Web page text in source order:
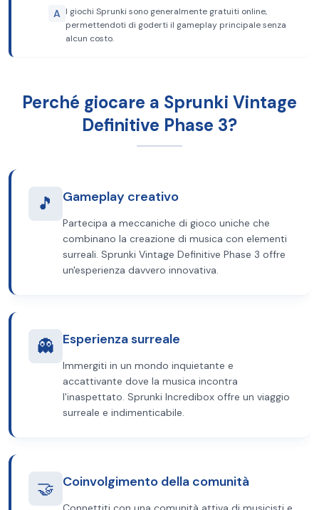
A I giochi Sprunki sono generalmente gratuiti online,
permettendoti di goderti il gameplay principale senza
alcun costo.
Perché giocare a Sprunki Vintage
Definitive Phase 3?
🎵 Gameplay creativo
Partecipa a meccaniche di gioco uniche che
combinano la creazione di musica con elementi
surreali. Sprunki Vintage Definitive Phase 3 offre
un'esperienza davvero innovativa.
👻 Esperienza surreale
Immergiti in un mondo inquietante e
accattivante dove la musica incontra
l'inaspettato. Sprunki Incredibox offre un viaggio
surreale e indimenticabile.
🤝 Coinvolgimento della comunità